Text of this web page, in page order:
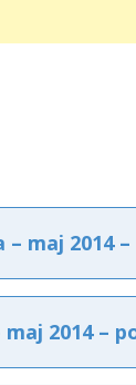
maj 2014
2014 –